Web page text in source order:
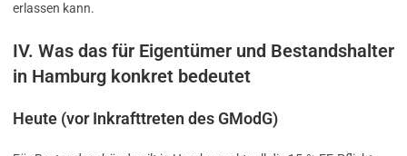
erlassen kann.
IV. Was das für Eigentümer und Bestandshalter
in Hamburg konkret bedeutet
Heute (vor Inkrafttreten des GModG)